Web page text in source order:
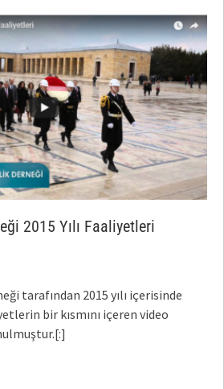
2015 Yılı Faaliyetleri
tarafından 2015 yılı içerisinde
bir kısmını içeren video